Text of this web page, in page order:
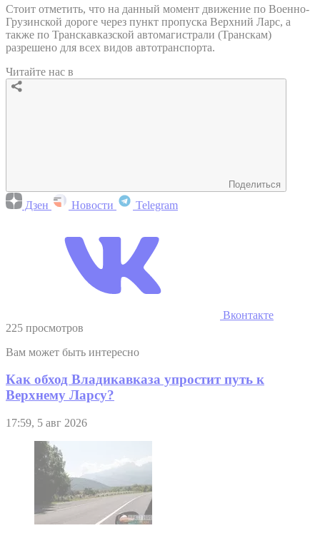
Стоит отметить, что на данный момент движение по Военно-
Грузинской дороге через пункт пропуска Верхний Ларс, а
также по Транскавказской автомагистрали (Транскам)
разрешено для всех видов автотранспорта.
Читайте нас в
Поделиться
Дзен Новости Telegram
Вконтакте
225 просмотров
Вам может быть интересно
Как обход Владикавказа упростит путь к
Верхнему Ларсу?
17:59, 5 авг 2026